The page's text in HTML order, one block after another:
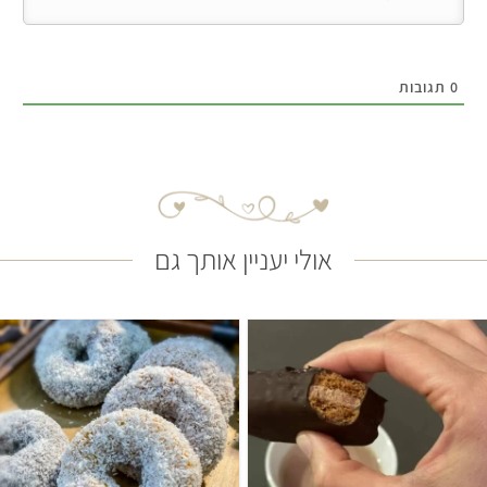
0 תגובות
אולי יעניין אותך גם
קל 35 דקות בינוני 25 עוגיות